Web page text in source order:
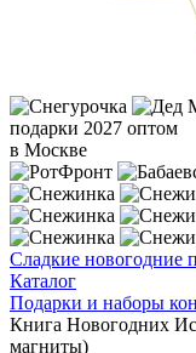
подарки 2027 оптом
в Москве
Сладкие новогодние
Каталог
Подарки и наборы
Книга Новогодних
магниты)